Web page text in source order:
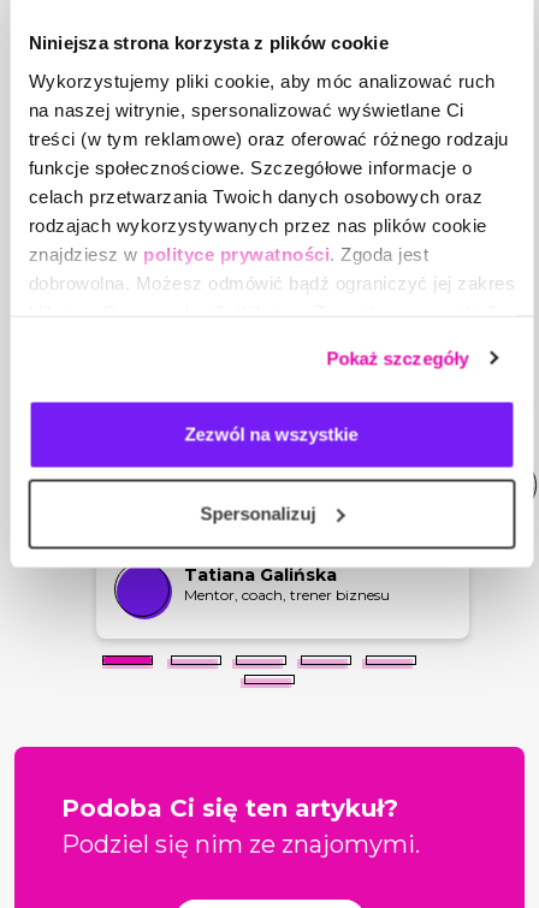
Niniejsza strona korzysta z plików cookie
Wykorzystujemy pliki cookie, aby móc analizować ruch
na naszej witrynie, spersonalizować wyświetlane Ci
treści (w tym reklamowe) oraz oferować różnego rodzaju
funkcje społecznościowe. Szczegółowe informacje o
celach przetwarzania Twoich danych osobowych oraz
rodzajach wykorzystywanych przez nas plików cookie
znajdziesz w polityce prywatności . Zgoda jest
dobrowolna. Możesz odmówić bądź ograniczyć jej zakres
a także na przetwarzanie Twoich danych osobowych.
Pokaż szczegóły
Zezwól na wszystkie
Spersonalizuj
Zobaczwydarzenia z
podobnej tematyki
10:00 190 zł
Zanim odpowiesz, już
reagujesz - jak rozpoznać
swoje autopiloty w pracy i
Tatiana Galińska
Mentor, coach, trener biznesu
Podoba Ci się ten artykuł?
Podziel się nim ze znajomymi.